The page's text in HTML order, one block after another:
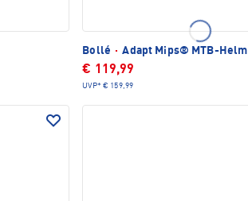
Bollé · Adapt Mips® MTB-Helm
€ 119,99
UVP* € 159,99